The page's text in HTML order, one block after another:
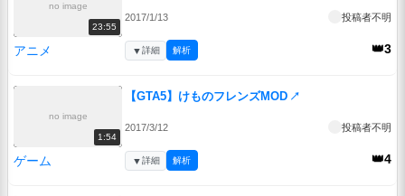
no image
23:55
2017/1/13 投稿者不明
アニメ 👑3
▼詳細 解析
no image
1:54
【GTA5】けものフレンズMOD ↗
2017/3/12 投稿者不明
ゲーム 👑4
▼詳細 解析